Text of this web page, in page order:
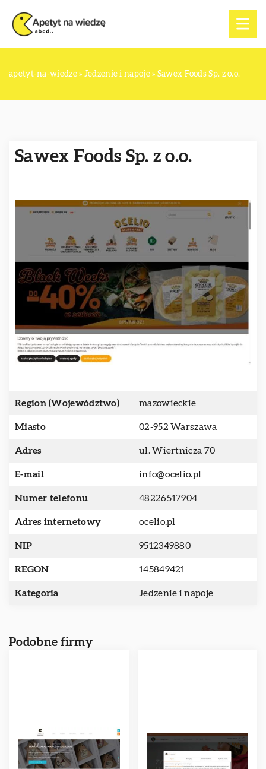
apetyt-na-wiedze» Jedzenie i napoje» Sawex Foods Sp. z o.o.
Sawex Foods Sp. z o.o.
Region (Województwo) mazowieckie
Miasto 02-952 Warszawa
Adres ul. Wiertnicza 70
E-mail info@ocelio.pl
Numer telefonu 48226517904
Adres internetowy ocelio.pl
NIP 9512349880
REGON 145849421
Kategoria Jedzenie i napoje
Podobne firmy